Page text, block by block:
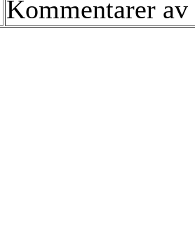
Kommentarer